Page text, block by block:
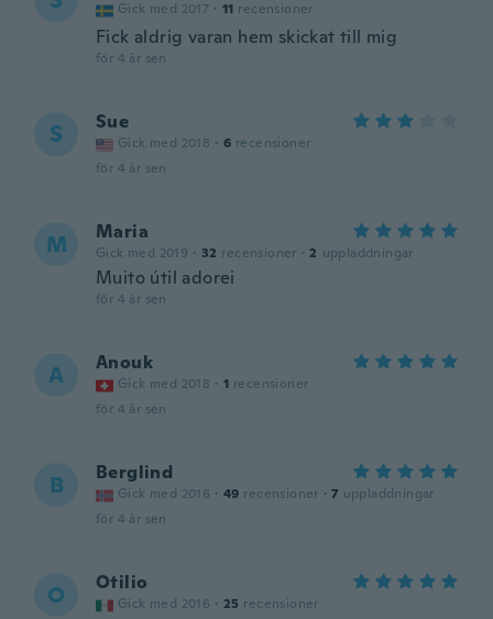
Gick med 2017 · 11 recensioner
Fick aldrig varan hem skickat till mig
för 4 år sen
S Sue
Gick med 2018 · 6 recensioner
för 4 år sen
M Maria
Gick med 2019 · 32 recensioner · 2 uppladdningar
Muito útil adorei
för 4 år sen
A Anouk
Gick med 2018 · 1 recensioner
för 4 år sen
B Berglind
Gick med 2016 · 49 recensioner · 7 uppladdningar
för 4 år sen
O Otilio
Gick med 2016 · 25 recensioner